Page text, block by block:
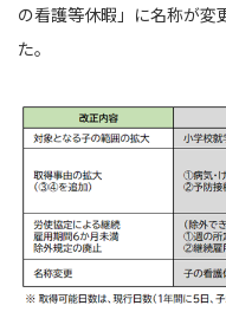
の看護等休暇」に名称が変
た。